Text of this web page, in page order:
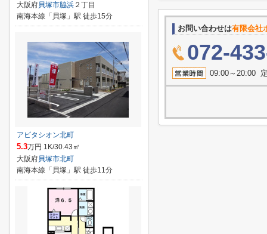
お問い合わせは有限会社
072-
09:00～20:00
大阪府貝塚市脇浜 ２丁目
南海本線「貝塚」駅 徒歩15分
アビタシオン北町
5.3万円 1K/30.43㎡
大阪府貝塚市北町
南海本線「貝塚」駅 徒歩11分